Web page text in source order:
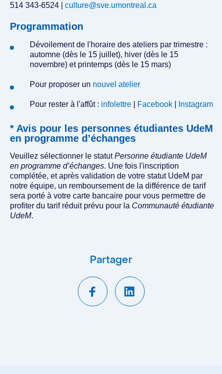
514 343-6524 | culture@sve.umontreal.ca
Programmation
Dévoilement de l'horaire des ateliers par trimestre :
automne (dès le 15 juillet), hiver (dès le 15
novembre) et printemps (dès le 15 mars)
Pour proposer un nouvel atelier
Pour rester à l'affût : infolettre Facebook Instagram
* Avis pour les personnes étudiantes UdeM
en programme d’échanges
Veuillez sélectionner le statutPersonne étudiante UdeM
en programme d’échanges. Une fois l'inscription
complétée, et après validation de votre statut UdeM par
notre équipe, un remboursement de la différence de tarif
sera porté à votre carte bancaire pour vous permettre de
profiter du tarif réduit prévu pour la Communauté étudiante
UdeM.
Partager